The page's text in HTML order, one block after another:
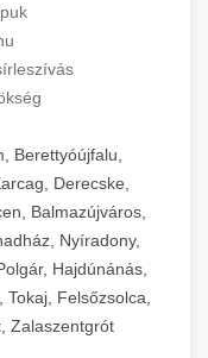
Berettyóújfalu,
Derecske,
Balmazújváros,
Nyíradony,
Hajdúnánás,
Felsőzsolca,
Zalaszentgrót